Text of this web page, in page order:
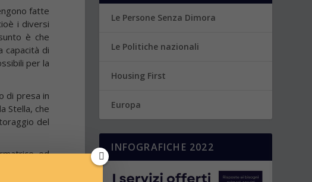
fatte
i diversi
è che
capacità di
per la
di presa in
Stella, che
del
ed
Le Persone Senza Dimora
Le Politiche nazionali
Housing First
Europa
INFOGRAFICHE 2022